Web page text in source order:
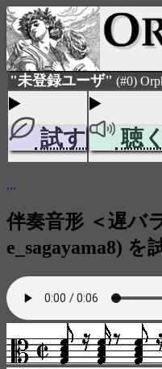
"未登録ユーザ" (#0)
試す 聴く
...
伴奏音形 ＜遅バ
e_sagayama8) を